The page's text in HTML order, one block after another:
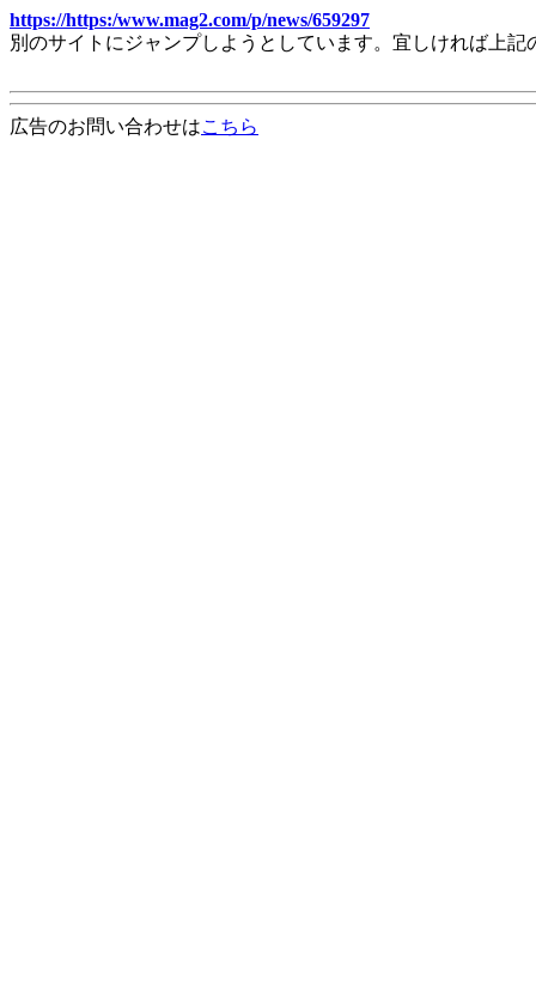
https://https:/www.mag2.com/p/news/659297
別のサイトにジャンプしようとしています。宜しければ上
広告のお問い合わせはこちら